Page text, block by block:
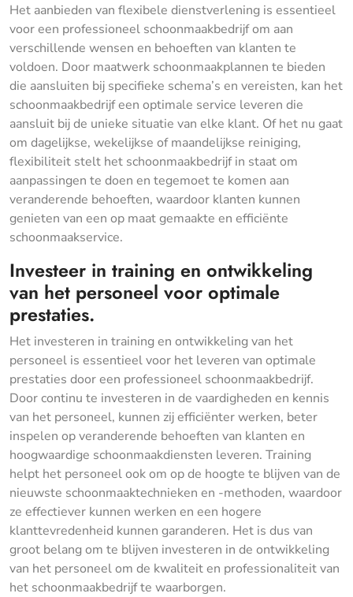
Het aanbieden van flexibele dienstverlening is essentieel
voor een professioneel schoonmaakbedrijf om aan
verschillende wensen en behoeften van klanten te
voldoen. Door maatwerk schoonmaakplannen te bieden
die aansluiten bij specifieke schema’s en vereisten, kan het
schoonmaakbedrijf een optimale service leveren die
aansluit bij de unieke situatie van elke klant. Of het nu gaat
om dagelijkse, wekelijkse of maandelijkse reiniging,
flexibiliteit stelt het schoonmaakbedrijf in staat om
aanpassingen te doen en tegemoet te komen aan
veranderende behoeften, waardoor klanten kunnen
genieten van een op maat gemaakte en efficiënte
schoonmaakservice.
Investeer in training en ontwikkeling
van het personeel voor optimale
prestaties.
Het investeren in training en ontwikkeling van het
personeel is essentieel voor het leveren van optimale
prestaties door een professioneel schoonmaakbedrijf.
Door continu te investeren in de vaardigheden en kennis
van het personeel, kunnen zij efficiënter werken, beter
inspelen op veranderende behoeften van klanten en
hoogwaardige schoonmaakdiensten leveren. Training
helpt het personeel ook om op de hoogte te blijven van de
nieuwste schoonmaaktechnieken en -methoden, waardoor
ze effectiever kunnen werken en een hogere
klanttevredenheid kunnen garanderen. Het is dus van
groot belang om te blijven investeren in de ontwikkeling
van het personeel om de kwaliteit en professionaliteit van
het schoonmaakbedrijf te waarborgen.